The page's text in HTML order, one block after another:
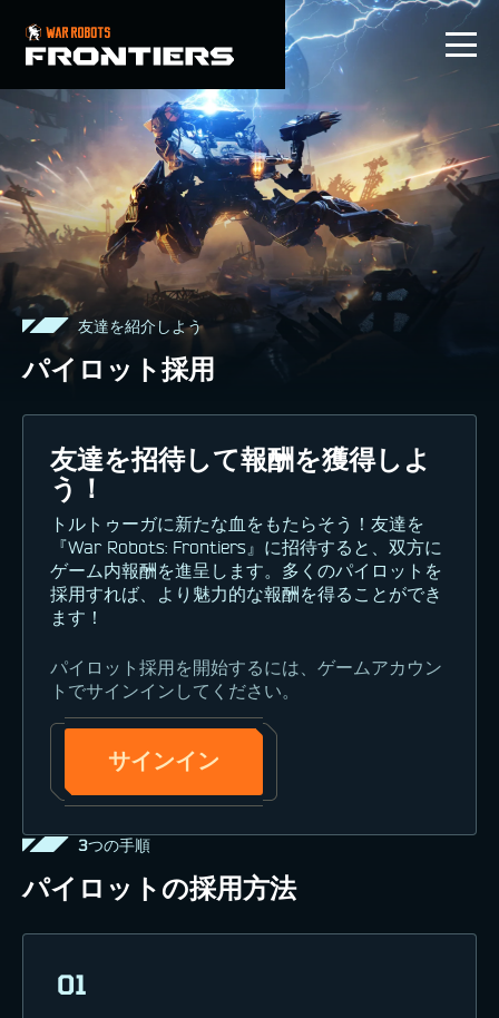
JP
友達を紹介しよう
パイロット採用
友達を招待して報酬を獲得しよ
う！
トルトゥーガに新たな血をもたらそう！友達を
『War Robots: Frontiers』に招待すると、双方に
ゲーム内報酬を進呈します。多くのパイロットを
採用すれば、より魅力的な報酬を得ることができ
ます！
パイロット採用を開始するには、ゲームアカウン
トでサインインしてください。
サインイン
3つの手順
パイロットの採用方法
01